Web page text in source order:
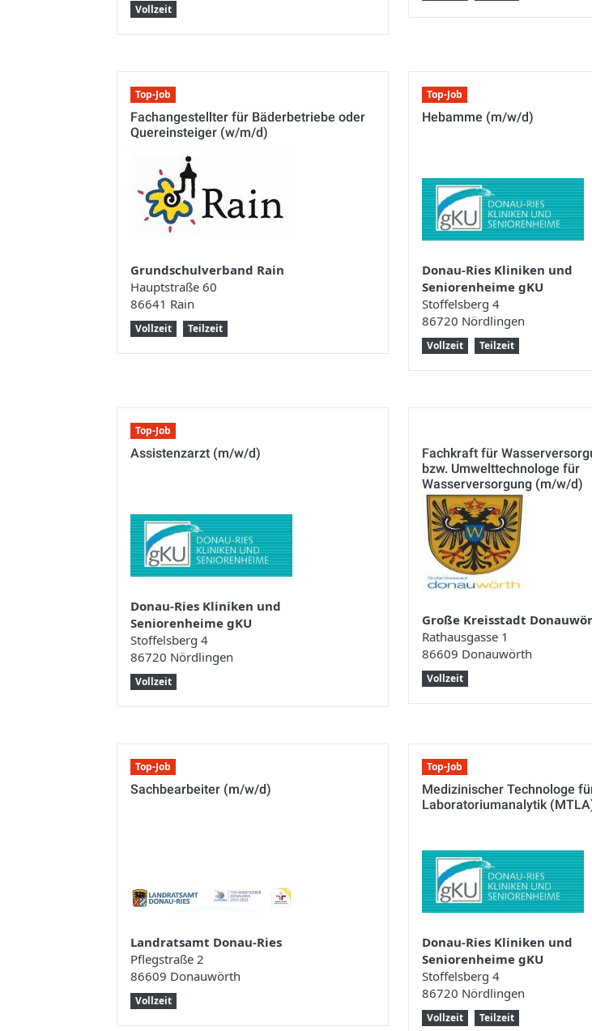
Vollzeit
Top-Job
Fachangestellter für Bäderbetriebe oder
Quereinsteiger (w/m/d)
Grundschulverband Rain
Hauptstraße 60
86641 Rain
Vollzeit Teilzeit
Top-Job
Hebamme (m/w/d)
Donau-Ries Kliniken und
Seniorenheime gKU
Stoffelsberg 4
86720 Nördlingen
Vollzeit Teilzeit
Top-Job
Assistenzarzt (m/w/d)
Donau-Ries Kliniken und
Seniorenheime gKU
Stoffelsberg 4
86720 Nördlingen
Vollzeit
Fachkraft für
bzw. Umwelttechnologe für
Wasserversorgung (m/w/d)
Große Kreisstadt
Rathausgasse 1
86609 Donauwörth
Vollzeit
Top-Job
Sachbearbeiter (m/w/d)
Landratsamt Donau-Ries
Pflegstraße 2
86609 Donauwörth
Vollzeit
Top-Job
Medizinischer Technologe
Laboratoriumanalytik
Donau-Ries Kliniken und
Seniorenheime gKU
Stoffelsberg 4
86720 Nördlingen
Vollzeit Teilzeit